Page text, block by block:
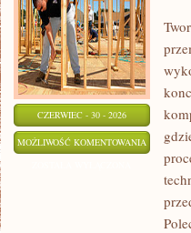
CZERWIEC - 30 - 2026
MOŻLIWOŚĆ KOMENTOWANIA